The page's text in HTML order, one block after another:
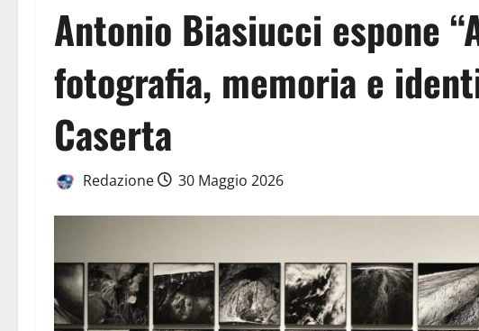
Antonio Biasiucci espone
fotografia, memoria e
Caserta
Redazione 30 Maggio 2026